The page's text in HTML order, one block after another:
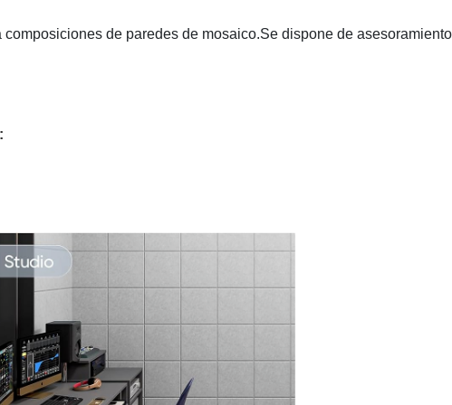
de paredes de mosaico.Se dispone de